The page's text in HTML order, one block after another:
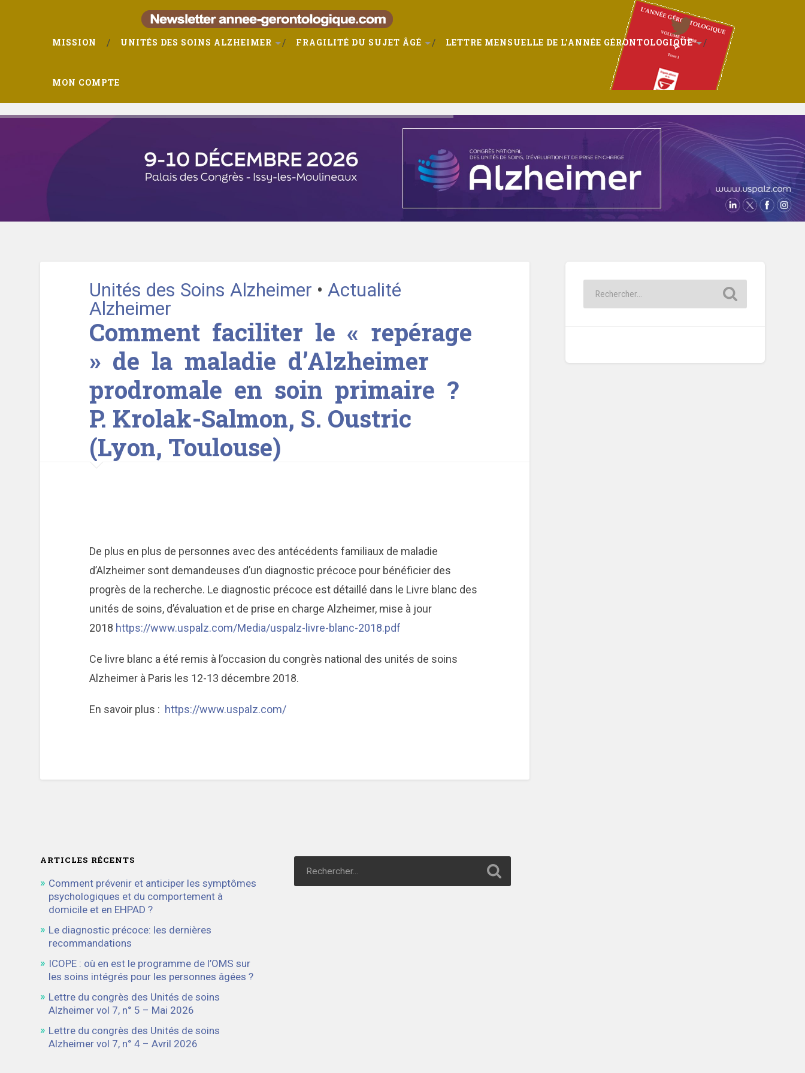
MISSION UNITÉS DES SOINS ALZHEIMER FRAGILITÉ DU SUJET ÂGÉ LETTRE MENSUELLE DE L’ANNÉE GÉRONTOLOGIQUE
MON COMPTE
Unités des Soins Alzheimer • Actualité
Alzheimer
Comment faciliter le « repérage
» de la maladie d’Alzheimer
prodromale en soin primaire ?
P. Krolak-Salmon, S. Oustric
(Lyon, Toulouse)
De plus en plus de personnes avec des antécédents familiaux de maladie
d’Alzheimer sont demandeuses d’un diagnostic précoce pour bénéficier des
progrès de la recherche. Le diagnostic précoce est détaillé dans le Livre blanc des
unités de soins, d’évaluation et de prise en charge Alzheimer, mise à jour
2018 https://www.uspalz.com/Media/uspalz-livre-blanc-2018.pdf
Ce livre blanc a été remis à l’occasion du congrès national des unités de soins
Alzheimer à Paris les 12-13 décembre 2018.
En savoir plus : https://www.uspalz.com/
ARTICLES RÉCENTS
Comment prévenir et anticiper les symptômes
psychologiques et du comportement à
domicile et en EHPAD ?
Le diagnostic précoce: les dernières
recommandations
ICOPE : où en est le programme de l’OMS sur
les soins intégrés pour les personnes âgées ?
Lettre du congrès des Unités de soins
Alzheimer vol 7, n° 5 – Mai 2026
Lettre du congrès des Unités de soins
Alzheimer vol 7, n° 4 – Avril 2026